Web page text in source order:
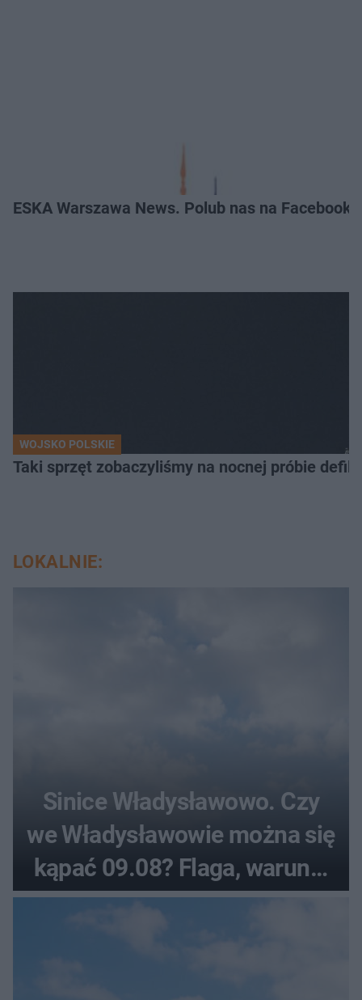
ESKA Warszawa News. Polub nas na
WOJSKO POLSKIE
Taki sprzęt zobaczyliśmy na nocnej próbie
LOKALNIE:
Sinice Władysławowo. Czy
we Władysławowie można się
kąpać 09.08? Flaga, warunki
pogodowe